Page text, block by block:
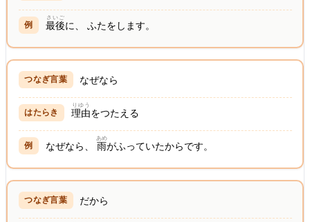
最後
さいご
に、 ふたをします。
なぜなら
理由
りゆう
をつたえる
なぜなら、 雨
あめ
がふっていたからです。
だから